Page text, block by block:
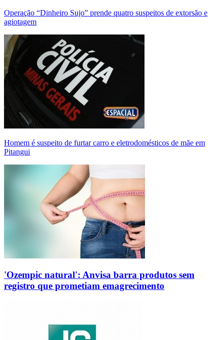
Operação “Dinheiro Sujo” prende quatro suspeitos de extorsão e
agiotagem
Homem é suspeito de furtar carro e eletrodomésticos de mãe em
Pitangui
'Ozempic natural': Anvisa barra produtos sem
registro que prometiam emagrecimento